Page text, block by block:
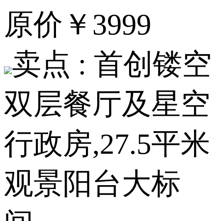
原价 ￥3999
卖点 : 首创镂空
双层餐厅及星空
行政房,27.5平米
观景阳台大标